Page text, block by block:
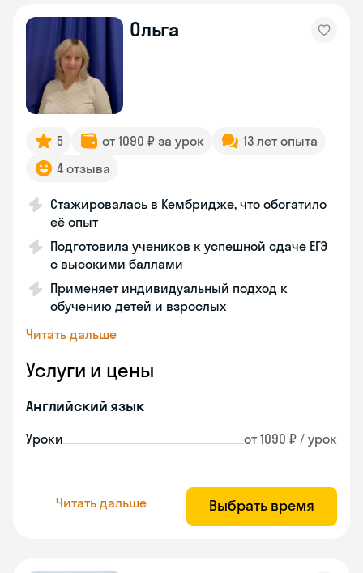
Ольга
5 от 1090 ₽ за урок
13 лет опыта
4 отзыва
Стажировалась в Кембридже, что обогатило
её опыт
Подготовила учеников к успешной сдаче ЕГЭ
с высокими баллами
Применяет индивидуальный подход к
обучению детей и взрослых
Читать дальше
Услуги и цены
Английский язык
Уроки от 1090 ₽ / урок
Читать дальше Выбрать время